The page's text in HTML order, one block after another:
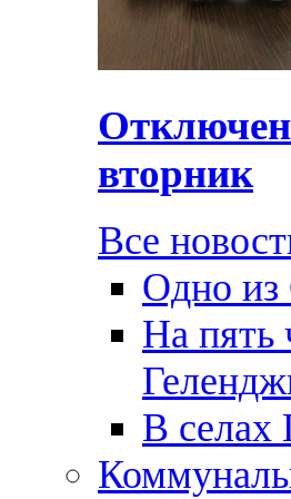
вторник
Все
Одно из
На пять
В селах